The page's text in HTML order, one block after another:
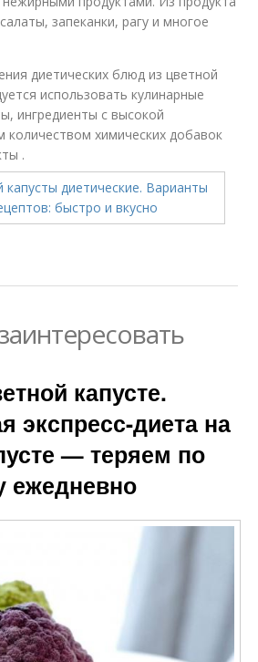
запеканки, рагу и многое
диетических блюд из цветной
использовать кулинарные
ингредиенты с высокой
химических добавок
.
капусте.
экспресс-диета на
— теряем по
ежедневно